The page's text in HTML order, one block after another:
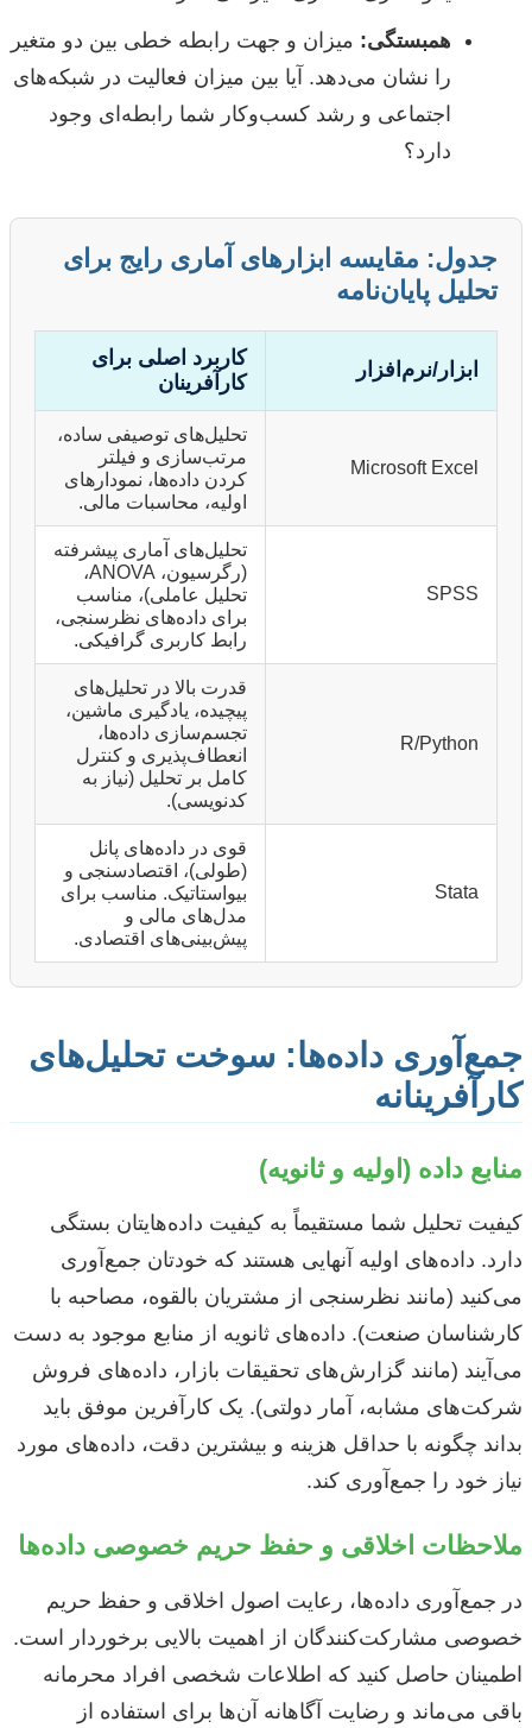
همبستگی: میزان و جهت رابطه خطی بین دو متغیر
را نشان می‌دهد. آیا بین میزان فعالیت در شبکه‌های
اجتماعی و رشد کسب‌وکار شما رابطه‌ای وجود
دارد؟
جدول: مقایسه ابزارهای آماری رایج برای
تحلیل پایان‌نامه
ابزار/نرم‌افزار
کاربرد اصلی برای
کارآفرینان
Microsoft Excel
تحلیل‌های توصیفی ساده،
مرتب‌سازی و فیلتر
کردن داده‌ها، نمودارهای
اولیه، محاسبات مالی.
SPSS
تحلیل‌های آماری پیشرفته
(رگرسیون، ANOVA،
تحلیل عاملی)، مناسب
برای داده‌های نظرسنجی،
رابط کاربری گرافیکی.
R/Python
قدرت بالا در تحلیل‌های
پیچیده، یادگیری ماشین،
تجسم‌سازی داده‌ها،
انعطاف‌پذیری و کنترل
کامل بر تحلیل (نیاز به
کدنویسی).
Stata
قوی در داده‌های پانل
(طولی)، اقتصادسنجی و
بیواستاتیک. مناسب برای
مدل‌های مالی و
پیش‌بینی‌های اقتصادی.
جمع‌آوری داده‌ها: سوخت تحلیل‌های
کارآفرینانه
منابع داده (اولیه و ثانویه)
کیفیت تحلیل شما مستقیماً به کیفیت داده‌هایتان بستگی
دارد. داده‌های اولیه آنهایی هستند که خودتان جمع‌آوری
می‌کنید (مانند نظرسنجی از مشتریان بالقوه، مصاحبه با
کارشناسان صنعت). داده‌های ثانویه از منابع موجود به دست
می‌آیند (مانند گزارش‌های تحقیقات بازار، داده‌های فروش
شرکت‌های مشابه، آمار دولتی). یک کارآفرین موفق باید
بداند چگونه با حداقل هزینه و بیشترین دقت، داده‌های مورد
نیاز خود را جمع‌آوری کند.
ملاحظات اخلاقی و حفظ حریم خصوصی داده‌ها
در جمع‌آوری داده‌ها، رعایت اصول اخلاقی و حفظ حریم
خصوصی مشارکت‌کنندگان از اهمیت بالایی برخوردار است.
اطمینان حاصل کنید که اطلاعات شخصی افراد محرمانه
باقی می‌ماند و رضایت آگاهانه آن‌ها برای استفاده از